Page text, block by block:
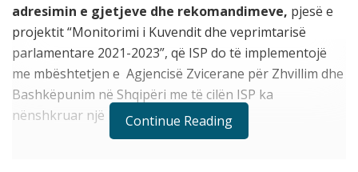
adresimin e gjetjeve dhe rekomandimeve, pjesë e
projektit “Monitorimi i Kuvendit dhe veprimtarisë
parlamentare 2021-2023”, që ISP do të implementojë
me mbështetjen e Agjencisë Zvicerane për Zhvillim dhe
Bashkëpunim në Shqipëri me të cilën ISP ka
nënshkruar një kontratë granti.
Continue Reading